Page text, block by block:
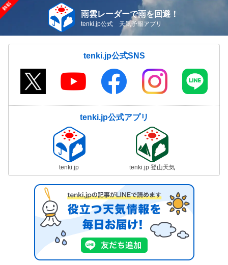
雨雲レーダーで雨を回避！
tenki.jp公式 天気予報アプリ
tenki.jp公式SNS
tenki.jp公式アプリ
tenki.jp tenki.jp 登山天気